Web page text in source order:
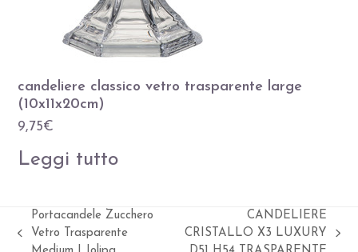
candeliere classico vetro trasparente large
(10x11x20cm)
9,75€
Leggi tutto
Slide
Portacandele Zucchero
Vetro Trasparente
CANDELIERE
CRISTALLO X3 LUXURY